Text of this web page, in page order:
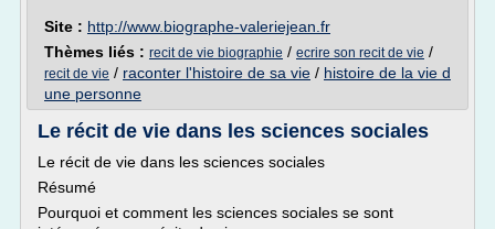
Site : http://www.biographe-valeriejean.fr
Thèmes liés : recit de vie biographie / ecrire son recit de vie /
recit de vie / raconter l'histoire de sa vie / histoire de la vie d
une personne
Le récit de vie dans les sciences sociales
Le récit de vie dans les sciences sociales
Résumé
Pourquoi et comment les sciences sociales se sont